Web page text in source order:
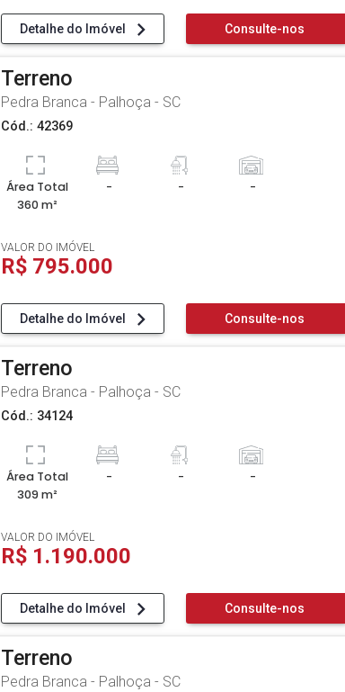
Detalhe do Imóvel Consulte-nos
Terreno
Pedra Branca - Palhoça - SC
Cód.: 42369
Área Total
360 m²
- - -
VALOR DO IMÓVEL
R$ 795.000
Detalhe do Imóvel Consulte-nos
Terreno
Pedra Branca - Palhoça - SC
Cód.: 34124
Área Total
309 m²
- - -
VALOR DO IMÓVEL
R$ 1.190.000
Detalhe do Imóvel Consulte-nos
Terreno
Pedra Branca - Palhoça - SC